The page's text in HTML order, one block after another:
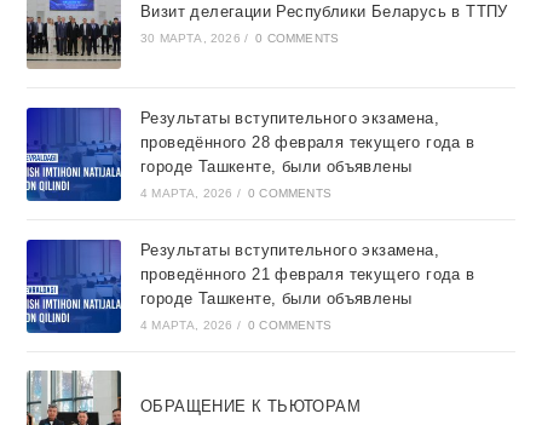
Визит делегации Республики Беларусь в ТТПУ
30 МАРТА, 2026 / 0 COMMENTS
Результаты вступительного экзамена,
проведённого 28 февраля текущего года в
городе Ташкентe, были объявлены
4 МАРТА, 2026 / 0 COMMENTS
Результаты вступительного экзамена,
проведённого 21 февраля текущего года в
городе Ташкентe, были объявлены
4 МАРТА, 2026 / 0 COMMENTS
ОБРАЩЕНИЕ К ТЬЮТОРАМ